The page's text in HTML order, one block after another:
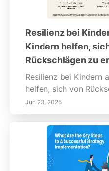
Resilienz bei
Kindern helfen,
Rückschlägen zu
Resilienz bei Kindern
helfen, sich von
Jun 23, 2025